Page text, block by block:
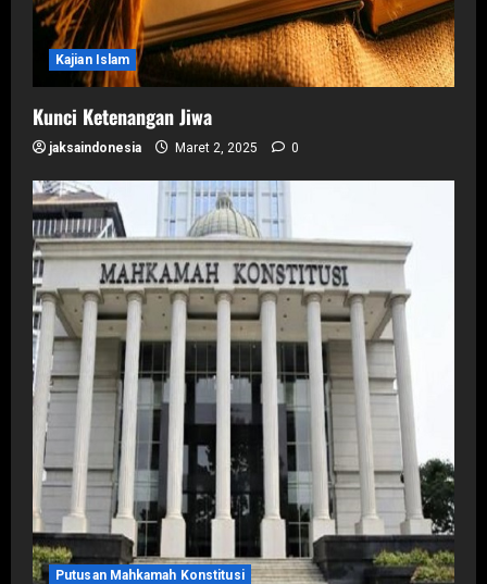
Kajian Islam
Kunci Ketenangan Jiwa
jaksaindonesia Maret 2, 2025 0
Putusan Mahkamah Konstitusi